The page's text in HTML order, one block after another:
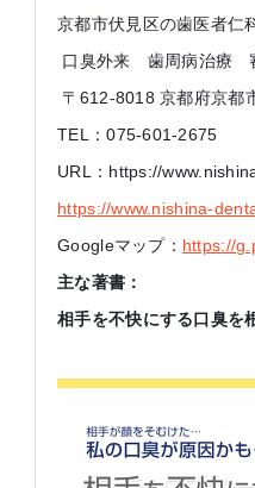
京都市伏見区の歯医者仁
口臭外来 歯周病治療
〒612-8018 京都府京都
TEL：075-601-2675
URL：https://
https://www.nishina-
Googleマップ： https://
主な著書：
相手を不快にする口臭を